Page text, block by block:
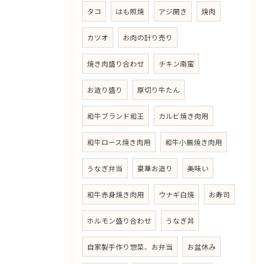
タコ はも照焼 アジ開き 焼肉
カツオ お肉の計り売り
焼き肉盛り合わせ チキン南蛮
お造り盛り 厚切り牛たん
和牛ブランド和王 カルビ焼き肉用
和牛ロース焼き肉用 和牛小腸焼き肉用
うなぎ弁当 豪華お造り 美味い
和牛赤身焼き肉用 ウナギ白焼 お寿司
ホルモン盛り合わせ うなぎ丼
自家製手作り惣菜、お弁当 お盆休み